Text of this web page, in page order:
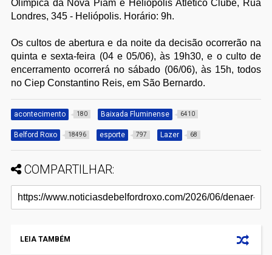
Olímpica da Nova Piam e Heliópolis Atlético Clube, Rua
Londres, 345 - Heliópolis. Horário: 9h.
Os cultos de abertura e da noite da decisão ocorrerão na
quinta e sexta-feira (04 e 05/06), às 19h30, e o culto de
encerramento ocorrerá no sábado (06/06), às 15h, todos
no Ciep Constantino Reis, em São Bernardo.
acontecimento 180 Baixada Fluminense 6410
Belford Roxo 18496 esporte 797 Lazer 68
COMPARTILHAR:
LEIA TAMBÉM